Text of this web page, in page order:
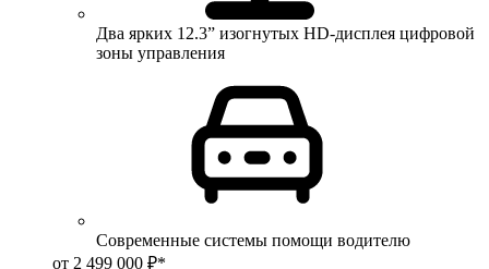
Два ярких 12.3” изогнутых HD-дисплея цифровой
зоны управления
Современные системы помощи водителю
от 2 499 000 ₽*